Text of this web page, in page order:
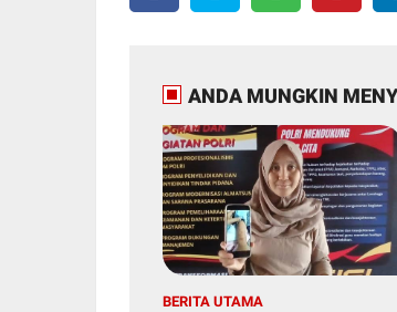
ANDA MUNGKIN
BERITA UTAMA